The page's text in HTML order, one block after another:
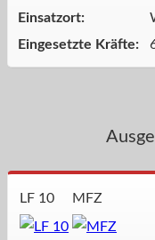
Einsatzort:
Eingesetzte Kräfte:
LF 10 MFZ